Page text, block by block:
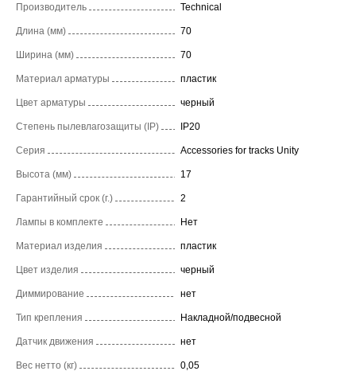
Производитель Technical
Длина (мм) 70
Ширина (мм) 70
Материал арматуры пластик
Цвет арматуры черный
Степень пылевлагозащиты (IP) IP20
Серия Accessories for tracks Unity
Высота (мм) 17
Гарантийный срок (г.) 2
Лампы в комплекте Нет
Материал изделия пластик
Цвет изделия черный
Диммирование нет
Тип крепления Накладной/подвесной
Датчик движения нет
Вес нетто (кг) 0,05